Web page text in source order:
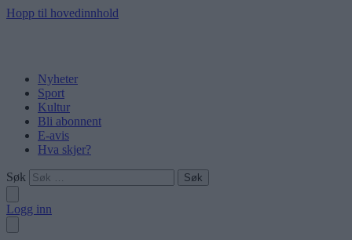
Hopp til hovedinnhold
Nyheter
Sport
Kultur
Bli abonnent
E-avis
Hva skjer?
Søk
Logg inn